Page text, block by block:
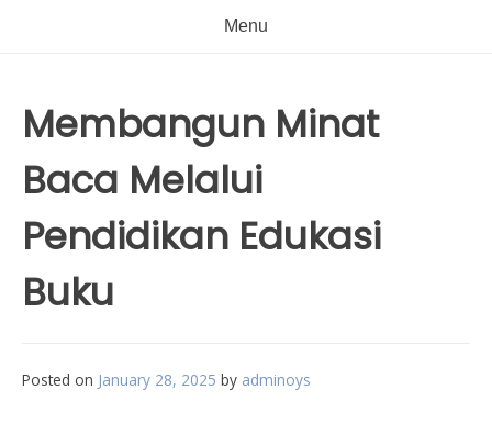
Menu
Membangun Minat
Baca Melalui
Pendidikan Edukasi
Buku
Posted on January 28, 2025 by adminoys